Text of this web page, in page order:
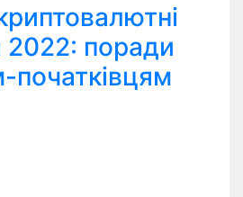
2022: поради
початківцям